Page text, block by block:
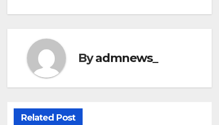
Byadmnews_
Related Post